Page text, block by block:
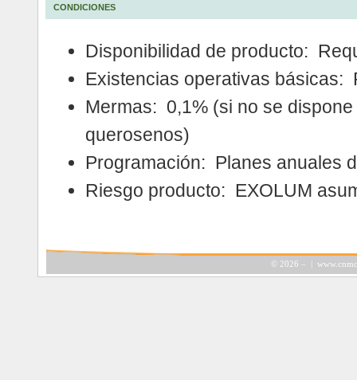
CONDICIONES
Disponibilidad de producto:
Existencias operativas básicas:
Mermas: 0,1% (si no se
querosenos)
Programación: Planes anuales
Riesgo producto: EXOLUM
© 2026 – |